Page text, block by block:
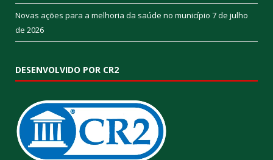
Novas ações para a melhoria da saúde no município 7 de julho
de 2026
DESENVOLVIDO POR CR2